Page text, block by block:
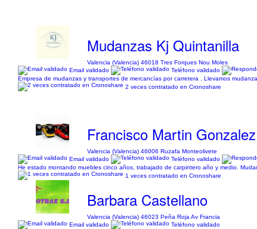
Mudanzas Kj Quintanilla
Valencia (Valencia) 46018 Tres Forques Nou Moles
Email validado
Teléfono validado
Empresa de mudanzas y transportes de mercancías por carretera . Llevamos
2 veces contratado en Cronoshare
Francisco Martin Gonzalez
Valencia (Valencia) 46006 Ruzafa Monteolivete
Email validado
Teléfono validado
He estado montando muebles cinco años, trabajado de carpintero año y medio.
1 veces contratado en Cronoshare
Barbara Castellano
Valencia (Valencia) 46023 Peña Roja Av Francia
Email validado
Teléfono validado